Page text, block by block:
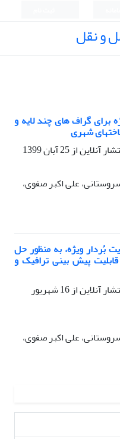
و نقل
برای گراف های چند لایه و
شهری
آنلاین از25 آبان 1399
علی اکبر صفوی،
بُردار ویژه، به منظور حل
قابلیت پیش بینی ترافیک و
آنلاین از
16 شهریور
علی اکبر صفوی،